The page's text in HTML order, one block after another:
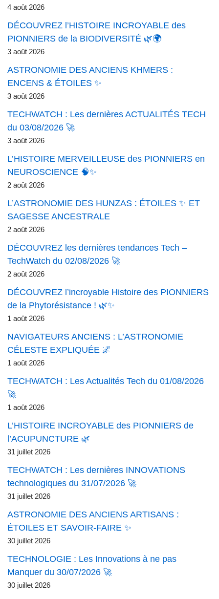
4 août 2026
DÉCOUVREZ l’HISTOIRE INCROYABLE des
PIONNIERS de la BIODIVERSITÉ 🌿🌍
3 août 2026
ASTRONOMIE DES ANCIENS KHMERS :
ENCENS & ÉTOILES ✨
3 août 2026
TECHWATCH : Les dernières ACTUALITÉS TECH
du 03/08/2026 🚀
3 août 2026
L’HISTOIRE MERVEILLEUSE des PIONNIERS en
NEUROSCIENCE 🧠✨
2 août 2026
L’ASTRONOMIE DES HUNZAS : ÉTOILES ✨ ET
SAGESSE ANCESTRALE
2 août 2026
DÉCOUVREZ les dernières tendances Tech –
TechWatch du 02/08/2026 🚀
2 août 2026
DÉCOUVREZ l’incroyable Histoire des PIONNIERS
de la Phytorésistance ! 🌿✨
1 août 2026
NAVIGATEURS ANCIENS : L’ASTRONOMIE
CÉLESTE EXPLIQUÉE 🌌
1 août 2026
TECHWATCH : Les Actualités Tech du 01/08/2026
🚀
1 août 2026
L’HISTOIRE INCROYABLE des PIONNIERS de
l’ACUPUNCTURE 🌿
31 juillet 2026
TECHWATCH : Les dernières INNOVATIONS
technologiques du 31/07/2026 🚀
31 juillet 2026
ASTRONOMIE DES ANCIENS ARTISANS :
ÉTOILES ET SAVOIR-FAIRE ✨
30 juillet 2026
TECHNOLOGIE : Les Innovations à ne pas
Manquer du 30/07/2026 🚀
30 juillet 2026